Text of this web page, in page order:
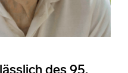
des 95.